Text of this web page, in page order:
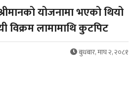
योजनामा भएको थियो
विक्रम लामामाथि कुटपिट
बुधबार, माघ २, २०८१